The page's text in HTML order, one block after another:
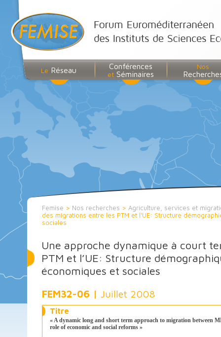
Le Réseau Conférences
et Séminaires
Nos
Femise > Nos recherches > Agriculture, services et
des migrations entre les PTM et l’UE: Structure
sociales
Une approche dynamique à court
PTM et l’UE: Structure
économiques et sociales
FEM32-06 | Juillet 2008
Titre
« A dynamic long and short term approach to migration between
role of economic and social reforms »